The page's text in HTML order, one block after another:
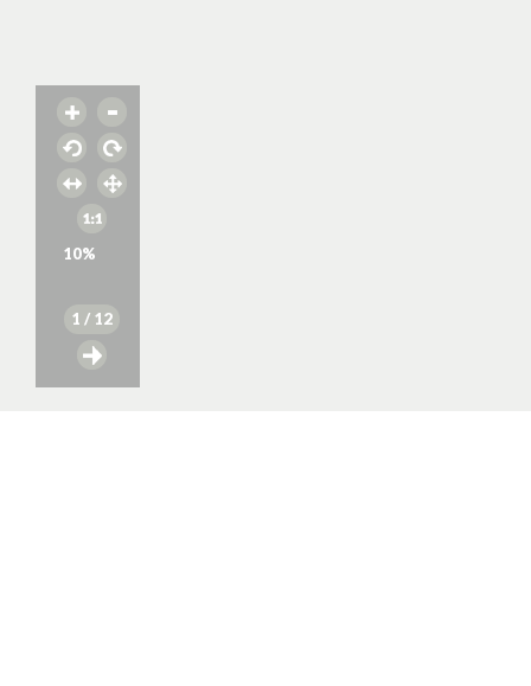
10%
1 / 12